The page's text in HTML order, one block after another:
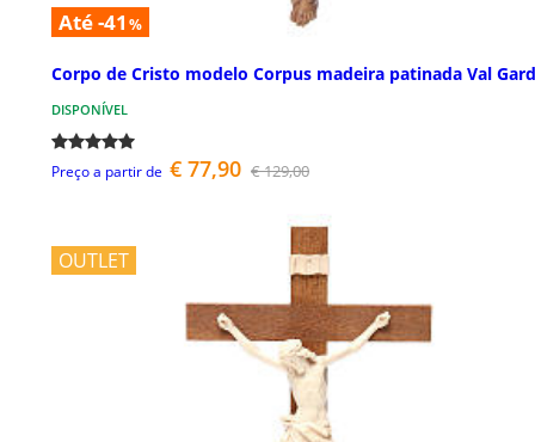
Até -41 %
Corpo de Cristo modelo Corpus madeira patinada Val
DISPONÍVEL
Preço a partir de € 77,90 € 129,00
OUTLET